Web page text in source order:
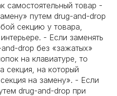
самостоятельный товар -
путем drug-and-drop
секцию у товара,
- Если заменять
drop без «зажатых»
на клавиатуре, то
секция, на который
на замену». - Если
drug-and-drop при